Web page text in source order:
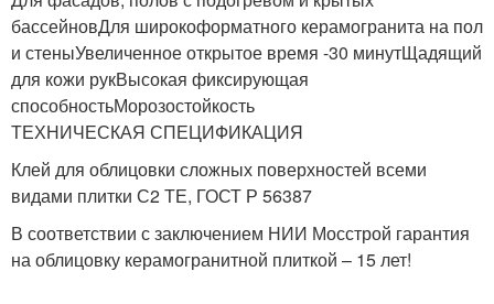
бассейновДля широкоформатного керамогранита на пол
и стеныУвеличенное открытое время -30 минутЩадящий
для кожи рукВысокая фиксирующая
способностьМорозостойкость
ТЕХНИЧЕСКАЯ СПЕЦИФИКАЦИЯ
Клей для облицовки сложных поверхностей всеми
видами плитки С2 ТЕ, ГОСТ Р 56387
В соответствии с заключением НИИ Мосстрой гарантия
на облицовку керамогранитной плиткой – 15 лет!